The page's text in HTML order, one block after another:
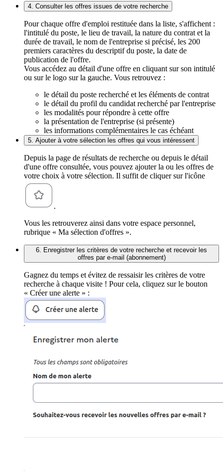
4. Consulter les offres issues de votre recherche
Pour chaque offre d'emploi restituée dans la liste, s'affichent :
l'intitulé du poste, le lieu de travail, la nature du contrat et la
durée de travail, le nom de l'entreprise si précisé, les 200
premiers caractères du descriptif du poste, la date de
publication de l'offre.
Vous accédez au détail d'une offre en cliquant sur son intitulé
ou sur le logo sur la gauche. Vous retrouvez :
le détail du poste recherché et les éléments de contrat
le détail du profil du candidat recherché par l'entreprise
les modalités pour répondre à cette offre
la présentation de l'entreprise (si présente)
les informations complémentaires le cas échéant
5. Ajouter à votre sélection les offres qui vous intéressent
Depuis la page de résultats de recherche ou depuis le détail
d'une offre consultée, vous pouvez ajouter la ou les offres de
votre choix à votre sélection. Il suffit de cliquer sur l'icône
.
Vous les retrouverez ainsi dans votre espace personnel,
rubrique « Ma sélection d'offres ».
6. Enregistrer les critères de votre recherche et recevoir les
offres par e-mail (abonnement)
Gagnez du temps et évitez de ressaisir les critères de votre
recherche à chaque visite ! Pour cela, cliquez sur le bouton
« Créer une alerte » :